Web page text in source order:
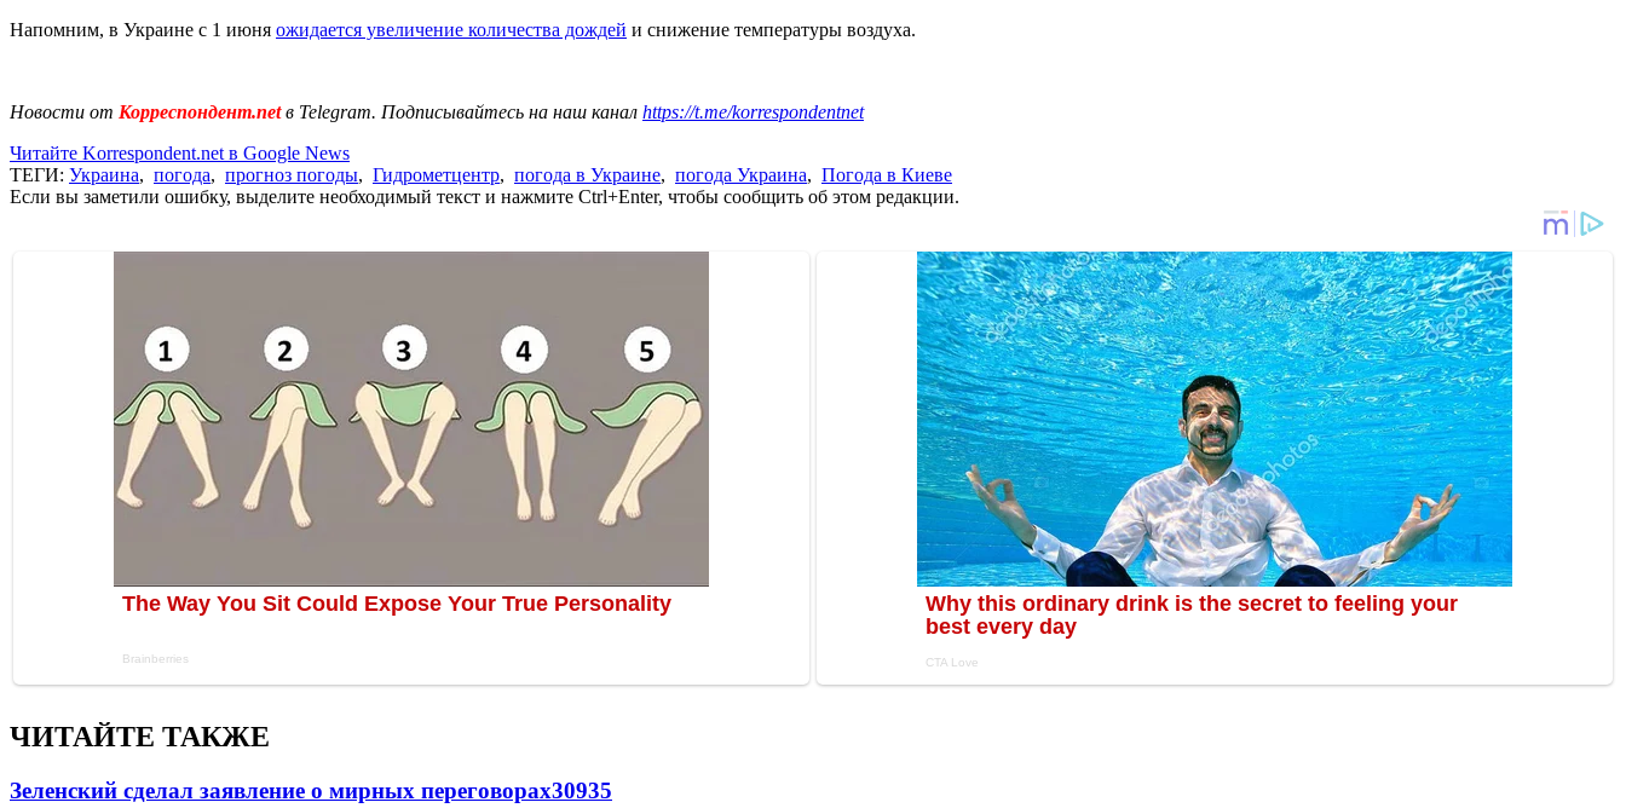
Напомним, в Украине с 1 июня ожидается увеличение количества дождей и снижение температуры воздуха.
Новости от Корреспондент.netв Telegram. Подписывайтесь на наш канал https://t.me/korrespondentnet
Читайте Korrespondent.net в Google News
ТЕГИ: Украина, погода, прогноз погоды, Гидрометцентр, погода в Украине, погода Украина, Погода в Киеве
Если вы заметили ошибку, выделите необходимый текст и нажмите Ctrl+Enter, чтобы сообщить об этом редакции.
ЧИТАЙТЕ ТАКЖЕ
Зеленский сделал заявление о мирных переговорах30935